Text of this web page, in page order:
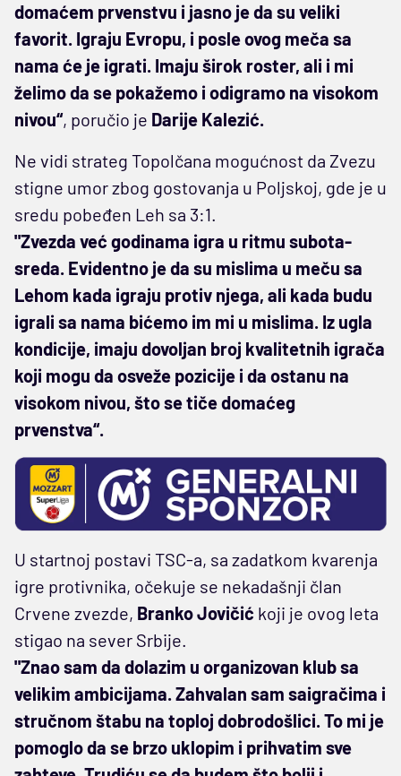
domaćem prvenstvu i jasno je da su veliki
favorit. Igraju Evropu, i posle ovog meča sa
nama će je igrati. Imaju širok roster, ali i mi
želimo da se pokažemo i odigramo na visokom
nivou“, poručio je Darije Kalezić.
Ne vidi strateg Topolčana mogućnost da Zvezu
stigne umor zbog gostovanja u Poljskoj, gde je u
sredu pobeđen Leh sa 3:1.
"Zvezda već godinama igra u ritmu subota-
sreda. Evidentno je da su mislima u meču sa
Lehom kada igraju protiv njega, ali kada budu
igrali sa nama bićemo im mi u mislima. Iz ugla
kondicije, imaju dovoljan broj kvalitetnih igrača
koji mogu da osveže pozicije i da ostanu na
visokom nivou, što se tiče domaćeg
prvenstva“.
U startnoj postavi TSC-a, sa zadatkom kvarenja
igre protivnika, očekuje se nekadašnji član
Crvene zvezde, Branko Jovičić koji je ovog leta
stigao na sever Srbije.
"Znao sam da dolazim u organizovan klub sa
velikim ambicijama. Zahvalan sam saigračima i
stručnom štabu na toploj dobrodošlici. To mi je
pomoglo da se brzo uklopim i prihvatim sve